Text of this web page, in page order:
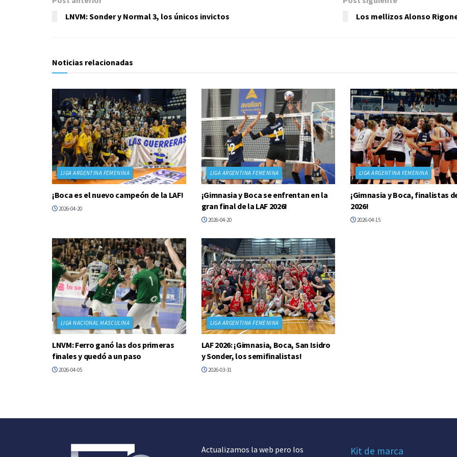
LNVM: Sonder y Normal 3, los únicos invictos
Los mellizos Alonso
Noticias relacionadas
LIGA ARGENTINA FEMENINA
¡Boca es el nuevo campeón de la LAF!
2026-04-20
LIGA ARGENTINA FEMENINA
¡Gimnasia y Boca se enfrentan en la
gran final de la LAF 2026!
2026-04-20
LIGA ARGENTINA FEMENINA
¡Gimnasia y Boca, finalistas
2026!
2026-04-15
LIGA NACIONAL MASCULINA
LNVM: Ferro ganó las dos primeras
finales y quedó a un paso
2026-04-05
LIGA ARGENTINA FEMENINA
LAF 2026: ¡Gimnasia, Boca, San Isidro
y Sonder, los semifinalistas!
2026-03-31
Actualizamos la web pero los
Kit de marca